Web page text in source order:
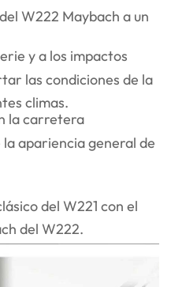
W222 Maybach a un
y a los impactos
las condiciones de la
climas.
la carretera
apariencia general de
del W221 con el
del W222.